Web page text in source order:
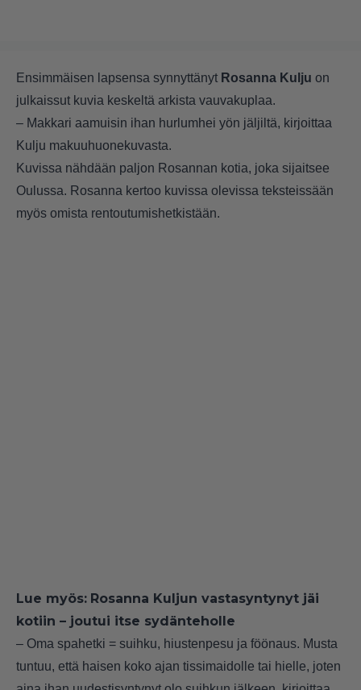
Ensimmäisen lapsensa synnyttänyt Rosanna Kulju on
julkaissut kuvia keskeltä arkista vauvakuplaa.
– Makkari aamuisin ihan hurlumhei yön jäljiltä, kirjoittaa
Kulju makuuhuonekuvasta.
Kuvissa nähdään paljon Rosannan kotia, joka sijaitsee
Oulussa. Rosanna kertoo kuvissa olevissa teksteissään
myös omista rentoutumishetkistään.
Lue myös: Rosanna Kuljun vastasyntynyt jäi
kotiin – joutui itse sydänteholle
– Oma spahetki = suihku, hiustenpesu ja föönaus. Musta
tuntuu, että haisen koko ajan tissimaidolle tai hielle, joten